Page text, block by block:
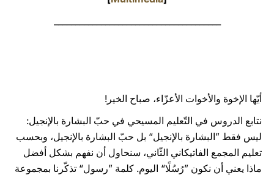
أيّها الإخوة والأخوات الأعزّاء، صباح الخير!
نتابع الدروس في التّعليم المسيحي في حبّ البشارة بالإنجيل:
ليس فقط ”البشارة بالإنجيل“ بل حبّ البشارة بالإنجيل، وبحسب
تعليم المجمع الفاتيكاني الثّاني، سنحاول أن نفهم بشكل أفضل
ماذا يعني أن نكون ”رُسُلًا“ اليوم. كلمة ”رسول“ تذكّرنا بمجموعة